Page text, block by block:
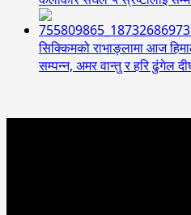
सिक्किमको राभाङ्लामा आज
सम्पन्न, अमर वान्तु र हरि ढुंगेल